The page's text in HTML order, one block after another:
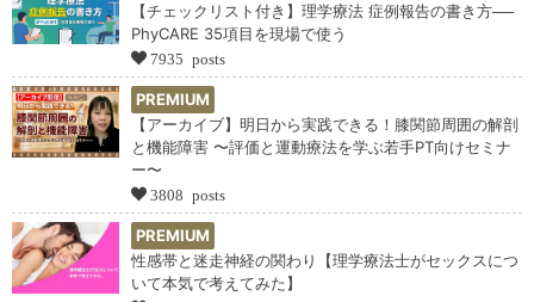
【チェックリスト付き】理学療法 症例報告の書き方──
PhyCARE 35項目を現場で使う
7935 posts
PREMIUM
【アーカイブ】明日から実践できる！膝関節周囲の解剖
と機能障害 〜評価と運動療法を学ぶ若手PT向けセミナ
ー〜
3808 posts
PREMIUM
性感帯と迷走神経の関わり【理学療法士がセックスにつ
いて本気で考えてみた】